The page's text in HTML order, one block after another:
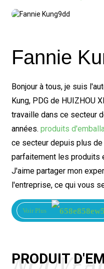
Fannie
Bonjour à tous, je suis
Kung, PDG de HUIZHOU
travaille dans ce secteur
années. produits
ce secteur depuis plus
parfaitement les produits
J'aime partager mon
l'entreprise, ce qui vous
Voir Plus
PRODUIT